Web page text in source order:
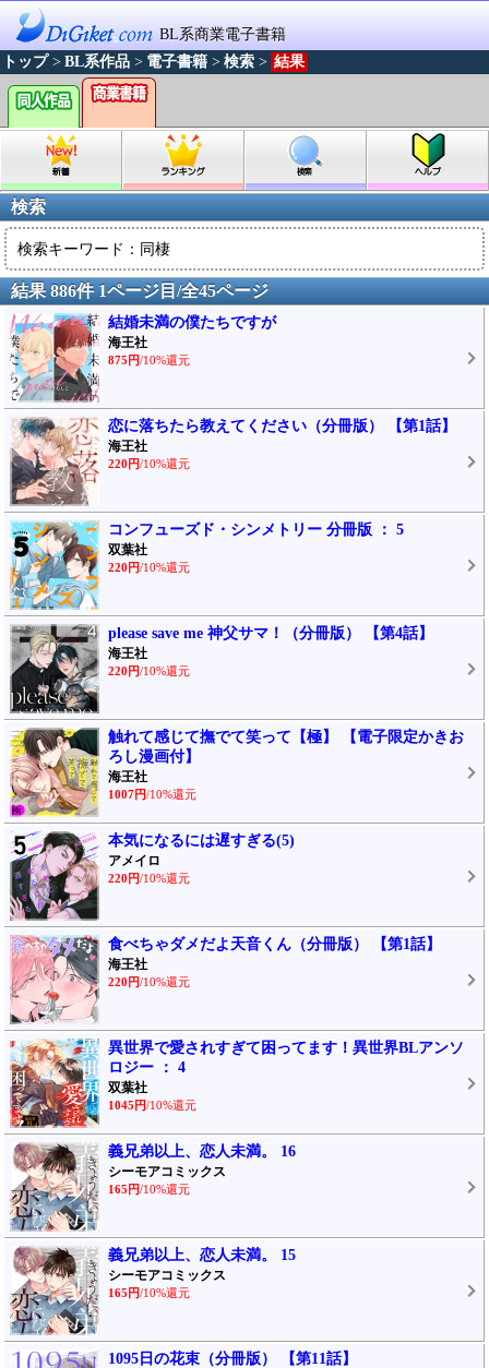
BL系商業電子書籍
トップ> BL系作品 > 電子書籍 > 検索 > 結果
検索
検索キーワード：同棲
結果 886件 1ページ目/全45ページ
結婚未満の僕たちですが
海王社
875円/10%還元
恋に落ちたら教えてください（分冊版） 【第1話】
海王社
220円/10%還元
コンフューズド・シンメトリー 分冊版 ： 5
双葉社
220円/10%還元
please save me 神父サマ！（分冊版） 【第4話】
海王社
220円/10%還元
触れて感じて撫でて笑って【極】 【電子限定かきお
ろし漫画付】
海王社
1007円/10%還元
本気になるには遅すぎる(5)
アメイロ
220円/10%還元
食べちゃダメだよ天音くん（分冊版） 【第1話】
海王社
220円/10%還元
異世界で愛されすぎて困ってます！異世界BLアンソ
ロジー ： 4
双葉社
1045円/10%還元
義兄弟以上、恋人未満。 16
シーモアコミックス
165円/10%還元
義兄弟以上、恋人未満。 15
シーモアコミックス
165円/10%還元
1095日の花束（分冊版） 【第11話】